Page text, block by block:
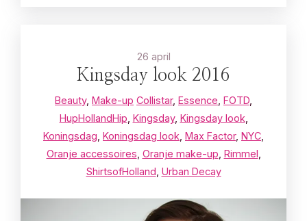
26 april
Kingsday look 2016
Beauty, Make-up Collistar, Essence FOTD
HupHollandHip Kingsday, Kingsday look
Koningsdag Koningsdag look Max Factor, NYC
Oranje accessoires Oranje make-up Rimmel
ShirtsofHolland Urban Decay